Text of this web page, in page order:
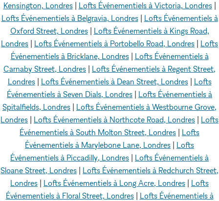
Kensington, Londres| Lofts Événementiels à Victoria, Londres|
Lofts Événementiels à Belgravia, Londres| Lofts Événementiels à
Oxford Street, Londres| Lofts Événementiels à Kings Road,
Londres
Lofts Événementiels à Portobello Road, Londres
Lofts
Événementiels à Bricklane, Londres| Lofts Événementiels à
Carnaby Street, Londres
Lofts Événementiels à Regent Street,
Londres| Lofts Événementiels à Dean Street, Londres| Lofts
Événementiels à Seven Dials, Londres
Lofts Événementiels à
Spitalfields, Londres
Lofts Événementiels à Westbourne Grove,
Londres
Lofts Événementiels à Northcote Road, Londres
Lofts
Événementiels à South Molton Street, Londres
Lofts
Événementiels à Marylebone Lane, Londres
Lofts
Événementiels à Piccadilly, Londres
Lofts Événementiels à
Sloane Street, Londres
Lofts Événementiels à Redchurch Street,
Londres
Lofts Événementiels à Long Acre, Londres
Lofts
Événementiels à Floral Street, Londres| Lofts Événementiels à